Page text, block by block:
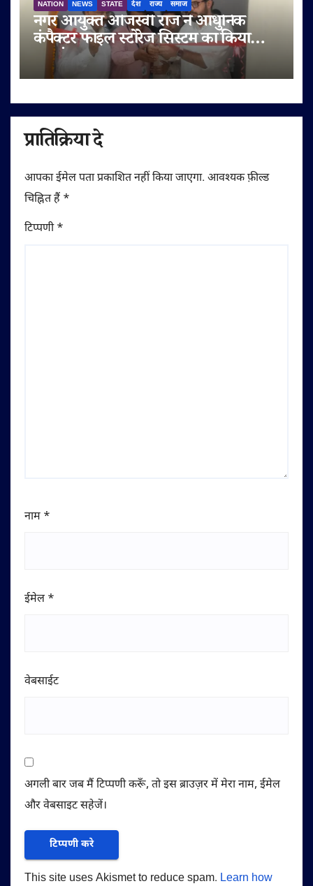
NATION NEWS STATE देश राज्य समाज
नगर आयुक्त ओजस्वी राज ने आधुनिक
कंपैक्टर फाइल स्टोरेज सिस्टम का किया
शुभारंभ
प्रातिक्रिया दे
आपका ईमेल पता प्रकाशित नहीं किया जाएगा. आवश्यक फ़ील्ड
चिह्नित हैं *
टिप्पणी*
नाम *
ईमेल *
वेबसाईट
अगली बार जब मैं टिप्पणी करूँ, तो इस ब्राउज़र में मेरा नाम, ईमेल
और वेबसाइट सहेजें।
This site uses Akismet to reduce spam. Learn how